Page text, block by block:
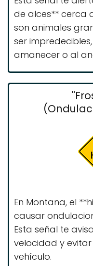
de alces** cerca
son animales
ser
amanecer o al
En Montana, el
causar
Esta señal te
velocidad y
vehículo.